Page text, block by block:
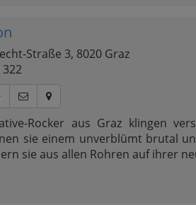
Straße 3, 8020 Graz
322
Rocker aus Graz klingen
sie einem unverblümt brutal
sie aus allen Rohren auf ihrer